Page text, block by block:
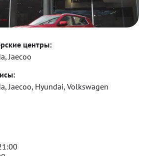
центры:
Jaecoo
Jaecoo, Hyundai, Volkswagen